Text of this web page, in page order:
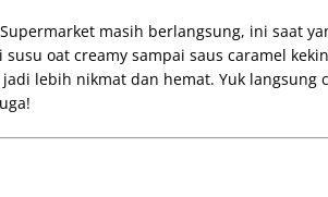
masih berlangsung, ini saat
oat creamy sampai saus caramel
lebih nikmat dan hemat. Yuk langsung